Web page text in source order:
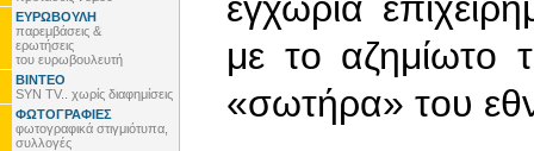
ΕΥΡΩΒΟΥΛΗ
παρεμβάσεις &
ερωτήσεις
του ευρωβουλευτή
ΒΙΝΤΕΟ
SYN TV.. χωρίς διαφημίσεις
ΦΩΤΟΓΡΑΦΙΕΣ
φωτογραφικά στιγμιότυπα,
συλλογές
με το αζημίωτο
«σωτήρα» του